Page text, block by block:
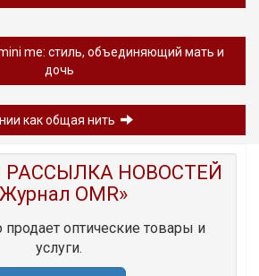
me: стиль, объединяющий мать и
дочь
как общая нить
РАССЫЛКА НОВОСТЕЙ
OMR»
продает оптические товары и
услуги.